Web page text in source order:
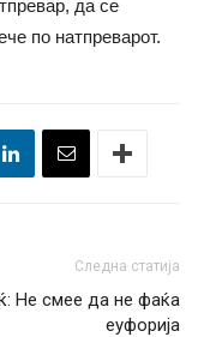
да се
по натпреварот.
Следна статија
Не смее да не фаќа
еуфорија